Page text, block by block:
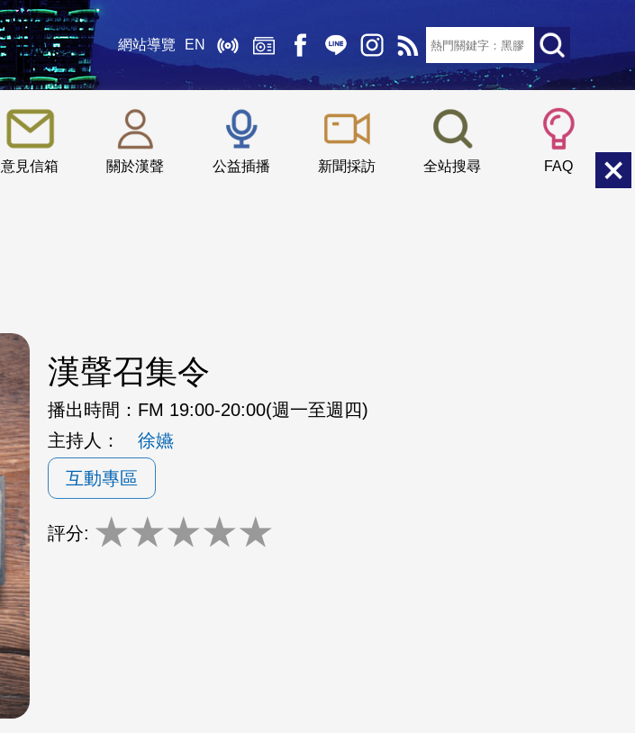
網站導覽 EN
意見信箱 關於漢聲 公益插播 新聞採訪 全站搜尋 FAQ
::: 小 中
漢聲召集令
播出時間： FM 19:00-20:00(週一至週四)
主持人：
徐嬿
互動專區
評分: ★★★★★